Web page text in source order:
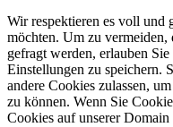
Wir respektieren es voll und
möchten. Um zu vermeiden,
gefragt werden, erlauben
Einstellungen zu speichern.
andere Cookies zulassen,
zu können. Wenn Sie
Cookies auf unserer Domain